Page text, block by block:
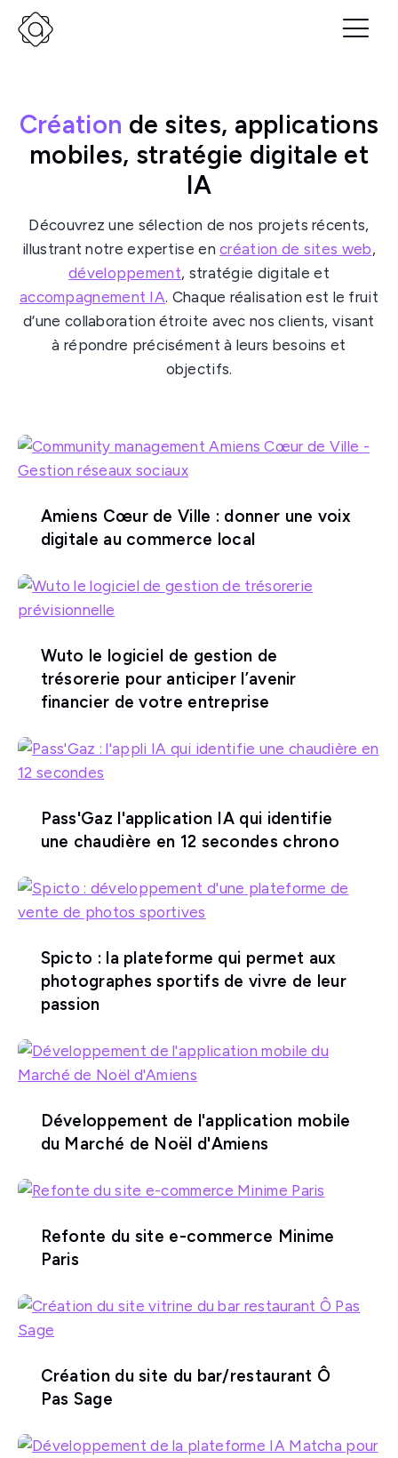
Création de sites, applications
mobiles, stratégie digitale et
IA
Découvrez une sélection de nos projets récents,
illustrant notre expertise encréation de sites web,
développement, stratégie digitale et
accompagnement IA. Chaque réalisation est le fruit
d’une collaboration étroite avec nos clients, visant
à répondre précisément à leurs besoins et
objectifs.
Amiens Cœur de Ville : donner une voix
digitale au commerce local
Wuto le logiciel de gestion de
trésorerie pour anticiper l’avenir
financier de votre entreprise
Pass'Gaz l'application IA qui identifie
une chaudière en 12 secondes chrono
Spicto : la plateforme qui permet aux
photographes sportifs de vivre de leur
passion
Développement de l'application mobile
du Marché de Noël d'Amiens
Refonte du site e-commerce Minime
Paris
Création du site du bar/restaurant Ô
Pas Sage